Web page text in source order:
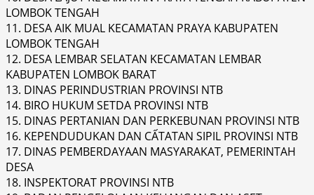
LOMBOK TENGAH
11. DESA AIK MUAL KECAMATAN PRAYA KABUPATEN
LOMBOK TENGAH
12. DESA LEMBAR SELATAN KECAMATAN LEMBAR
KABUPATEN LOMBOK BARAT
13. DINAS PERINDUSTRIAN PROVINSI NTB
14. BIRO HUKUM SETDA PROVINSI NTB
15. DINAS PERTANIAN DAN PERKEBUNAN PROVINSI NTB
16. KEPENDUDUKAN DAN CẤTATAN SIPIL PROVINSI NTB
17. DINAS PEMBERDAYAAN MASYARAKAT, PEMERINTAH
DESA
18. INSPEKTORAT PROVINSI NTB